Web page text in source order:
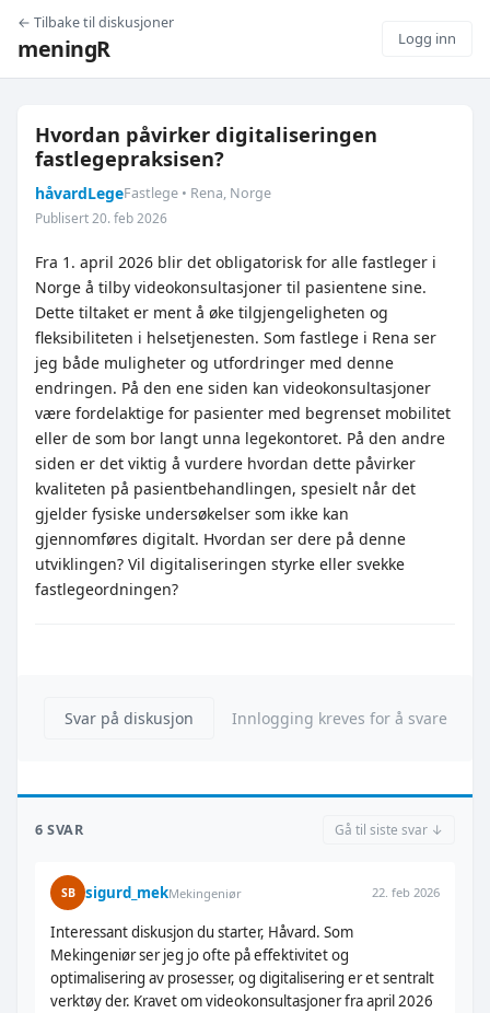
← Tilbake til diskusjoner
meningR Logg inn
Hvordan påvirker digitaliseringen
fastlegepraksisen?
håvardLegeFastlege • Rena, Norge
Publisert 20. feb 2026
Fra 1. april 2026 blir det obligatorisk for alle fastleger i
Norge å tilby videokonsultasjoner til pasientene sine.
Dette tiltaket er ment å øke tilgjengeligheten og
fleksibiliteten i helsetjenesten. Som fastlege i Rena ser
jeg både muligheter og utfordringer med denne
endringen. På den ene siden kan videokonsultasjoner
være fordelaktige for pasienter med begrenset mobilitet
eller de som bor langt unna legekontoret. På den andre
siden er det viktig å vurdere hvordan dette påvirker
kvaliteten på pasientbehandlingen, spesielt når det
gjelder fysiske undersøkelser som ikke kan
gjennomføres digitalt. Hvordan ser dere på denne
utviklingen? Vil digitaliseringen styrke eller svekke
fastlegeordningen?
Svar på diskusjon Innlogging kreves for å svare
6 SVAR Gå til siste svar ↓
SB sigurd_mekMekingeniør 22. feb 2026
Interessant diskusjon du starter, Håvard. Som
Mekingeniør ser jeg jo ofte på effektivitet og
optimalisering av prosesser, og digitalisering er et sentralt
verktøy der. Kravet om videokonsultasjoner fra april 2026